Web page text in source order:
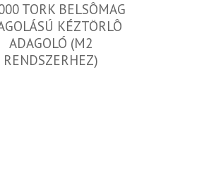
TORK BELSÔMAG
KÉZTÖRLÔ
ADAGOLÓ (M2
RENDSZERHEZ)